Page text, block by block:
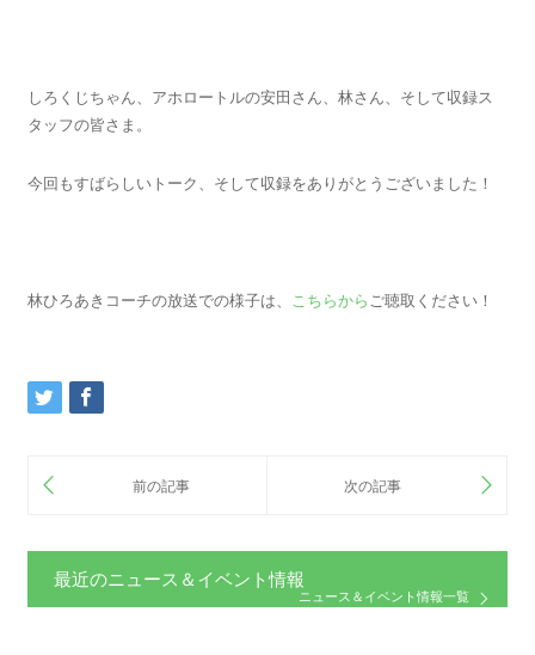
しろくじちゃん、アホロートルの安田さん、林さん、そして収録ス
タッフの皆さま。
今回もすばらしいトーク、そして収録をありがとうございました！
林ひろあきコーチの放送での様子は、 こちらから ご聴取ください！
最近のニュース＆イベント情報
ニュース＆イベント情報一覧